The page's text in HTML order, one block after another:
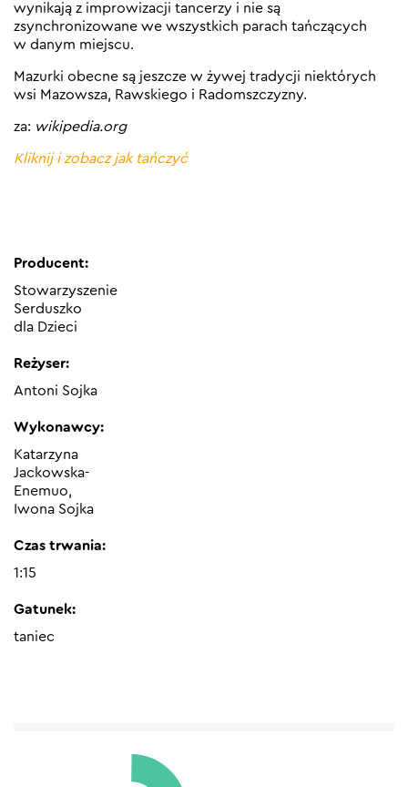
wynikają z improwizacji tancerzy i nie są
zsynchronizowane we wszystkich parach tańczących
w danym miejscu.
Mazurki obecne są jeszcze w żywej tradycji niektórych
wsi Mazowsza, Rawskiego i Radomszczyzny.
za: wikipedia.org
Kliknij i zobacz jak tańczyć
Producent:
Stowarzyszenie
Serduszko
dla Dzieci
Reżyser:
Antoni Sojka
Wykonawcy:
Katarzyna
Jackowska-
Enemuo,
Iwona Sojka
Czas trwania:
1:15
Gatunek:
taniec